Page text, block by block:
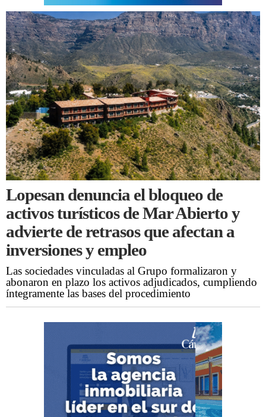
Lopesan denuncia el bloqueo de
activos turísticos de Mar Abierto y
advierte de retrasos que afectan a
inversiones y empleo
Las sociedades vinculadas al Grupo formalizaron y
abonaron en plazo los activos adjudicados, cumpliendo
íntegramente las bases del procedimiento